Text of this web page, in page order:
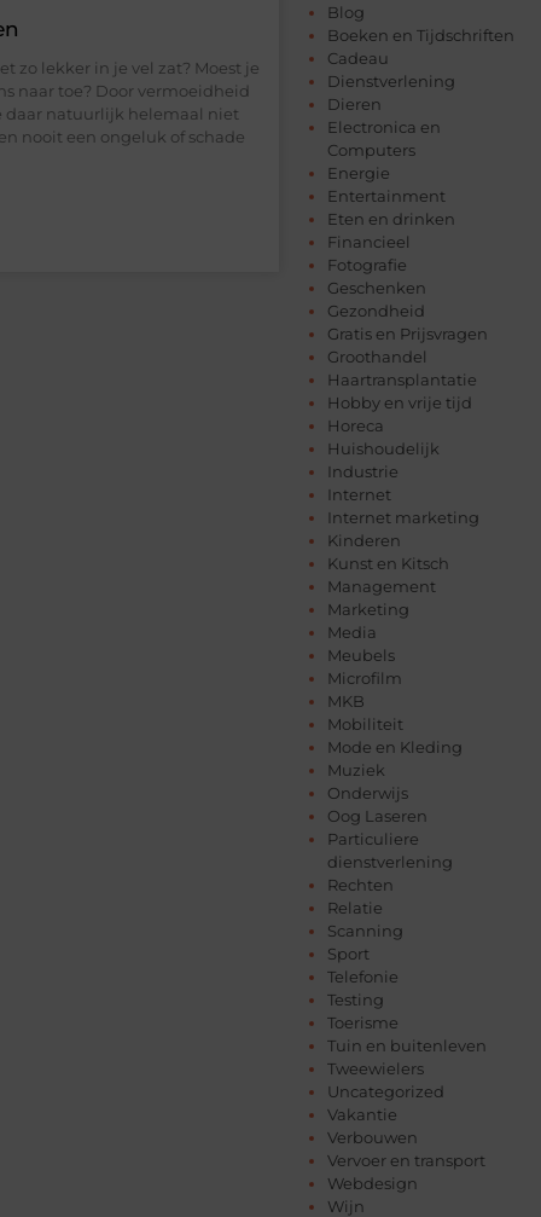
zo lekker in je vel zat? Moest je
naar toe? Door vermoeidheid
daar natuurlijk helemaal niet
nooit een ongeluk of schade
Blog
Boeken en Tijdschriften
Cadeau
Dienstverlening
Dieren
Electronica en
Computers
Energie
Entertainment
Eten en drinken
Financieel
Fotografie
Geschenken
Gezondheid
Gratis en Prijsvragen
Groothandel
Haartransplantatie
Hobby en vrije tijd
Horeca
Huishoudelijk
Industrie
Internet
Internet marketing
Kinderen
Kunst en Kitsch
Management
Marketing
Media
Meubels
Microfilm
MKB
Mobiliteit
Mode en Kleding
Muziek
Onderwijs
Oog Laseren
Particuliere
dienstverlening
Rechten
Relatie
Scanning
Sport
Telefonie
Testing
Toerisme
Tuin en buitenleven
Tweewielers
Uncategorized
Vakantie
Verbouwen
Vervoer en transport
Webdesign
Wijn